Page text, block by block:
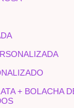
+ BOLACHA